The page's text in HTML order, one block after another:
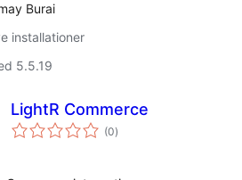
Burai
installationer
5.5.19
LightR Commerce
(0totale
bedømmelser
)